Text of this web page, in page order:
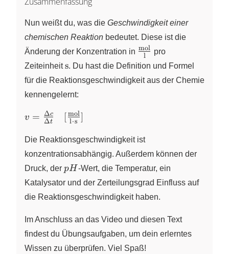
MgCl2}
Nun weißt du, was die Geschwindigkeit einer
chemischen Reaktion bedeutet. Diese ist die
Änderung der Konzentration in \pu{mol//l}
l
mol pro
Zeiteinheit\pu{s}
s. Du hast die Definition und Formel
für die Reaktionsgeschwindigkeit aus der Chemie
kennengelernt:
v =
{\Delta t}
\quad
[\pu{mol//l*s}]
v = Δt
Δc [ l⋅s
mol]
Die Reaktionsgeschwindigkeit ist
konzentrationsabhängig. Außerdem können der
Druck, der pH
pH-Wert, die Temperatur, ein
Katalysator und der Zerteilungsgrad Einfluss auf
die Reaktionsgeschwindigkeit haben.
Im Anschluss an das Video und diesen Text
findest du Übungsaufgaben, um dein erlerntes
Wissen zu überprüfen. Viel Spaß!